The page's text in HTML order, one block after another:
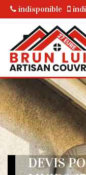
indisponible
DEVIS